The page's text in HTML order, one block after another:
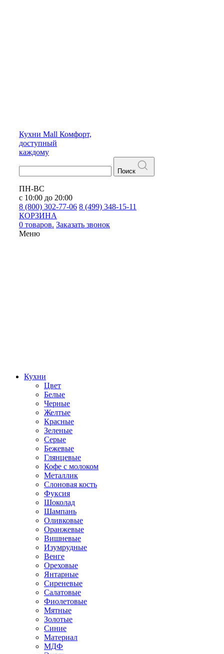
Кухни Mall Комфорт,
доступный
каждому
Поиск
ПН-ВС
с 10:00 до 20:00
8 (800) 302-77-06 8 (499) 348-15-11
КОРЗИНА
0 товаров. Заказать звонок
Меню
Кухни
Цвет
Белые
Черные
Желтые
Красные
Зеленые
Серые
Бежевые
Глянцевые
Кофе с молоком
Металлик
Слоновая кость
Фуксия
Шоколад
Шампань
Оливковые
Оранжевые
Вишневые
Изумрудные
Венге
Ореховые
Янтарные
Сиреневые
Салатовые
Фиолетовые
Мятные
Золотые
Синие
Материал
МДФ